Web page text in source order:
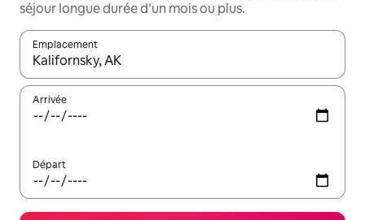
séjour longue durée d’un mois ou plus.
Emplacement
Quand les résultats sont affichés, parcourez-les en utilisant
Arrivée
Départ